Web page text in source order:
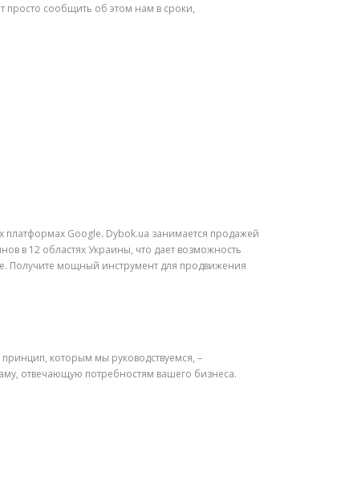
просто сообщить об этом нам в сроки,
платформах Google. Dybok.ua занимается продажей
в 12 областях Украины, что дает возможность
Получите мощный инструмент для продвижения
которым мы руководствуемся, –
отвечающую потребностям вашего бизнеса.